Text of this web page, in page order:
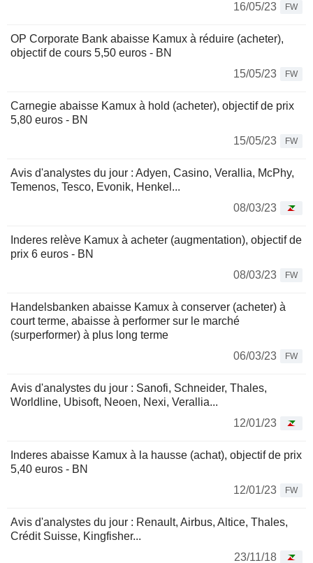
16/05/23
FW
OP Corporate Bank abaisse Kamux à réduire (acheter),
objectif de cours 5,50 euros - BN
15/05/23
FW
Carnegie abaisse Kamux à hold (acheter), objectif de prix
5,80 euros - BN
15/05/23
FW
Avis d'analystes du jour : Adyen, Casino, Verallia, McPhy,
Temenos, Tesco, Evonik, Henkel...
08/03/23
Inderes relève Kamux à acheter (augmentation), objectif de
prix 6 euros - BN
08/03/23
FW
Handelsbanken abaisse Kamux à conserver (acheter) à
court terme, abaisse à performer sur le marché
(surperformer) à plus long terme
06/03/23
FW
Avis d'analystes du jour : Sanofi, Schneider, Thales,
Worldline, Ubisoft, Neoen, Nexi, Verallia...
12/01/23
Inderes abaisse Kamux à la hausse (achat), objectif de prix
5,40 euros - BN
12/01/23
FW
Avis d'analystes du jour : Renault, Airbus, Altice, Thales,
Crédit Suisse, Kingfisher...
23/11/18